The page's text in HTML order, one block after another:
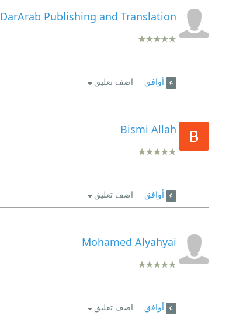
DarArab Publishing and Translation
أوافق اضف تعليق
Bismi Allah
أوافق اضف تعليق
Mohamed Alyahyai
أوافق اضف تعليق